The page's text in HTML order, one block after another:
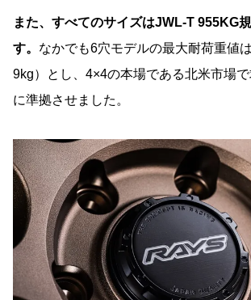
また、すべてのサイズはJWL-T 955KG
す。 なかでも6穴モデルの最大耐荷重値
9kg）とし、4×4の本場である北米市場
に準拠させました。